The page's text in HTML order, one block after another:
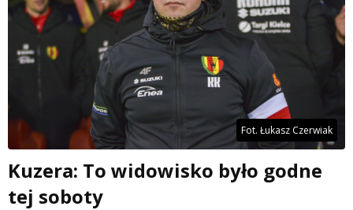
Fot. Łukasz Czerwiak
Kuzera: To widowisko było godne
tej soboty